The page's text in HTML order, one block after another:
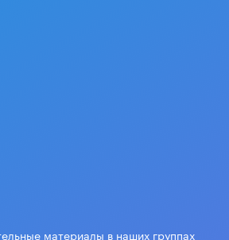
материалы в наших группах